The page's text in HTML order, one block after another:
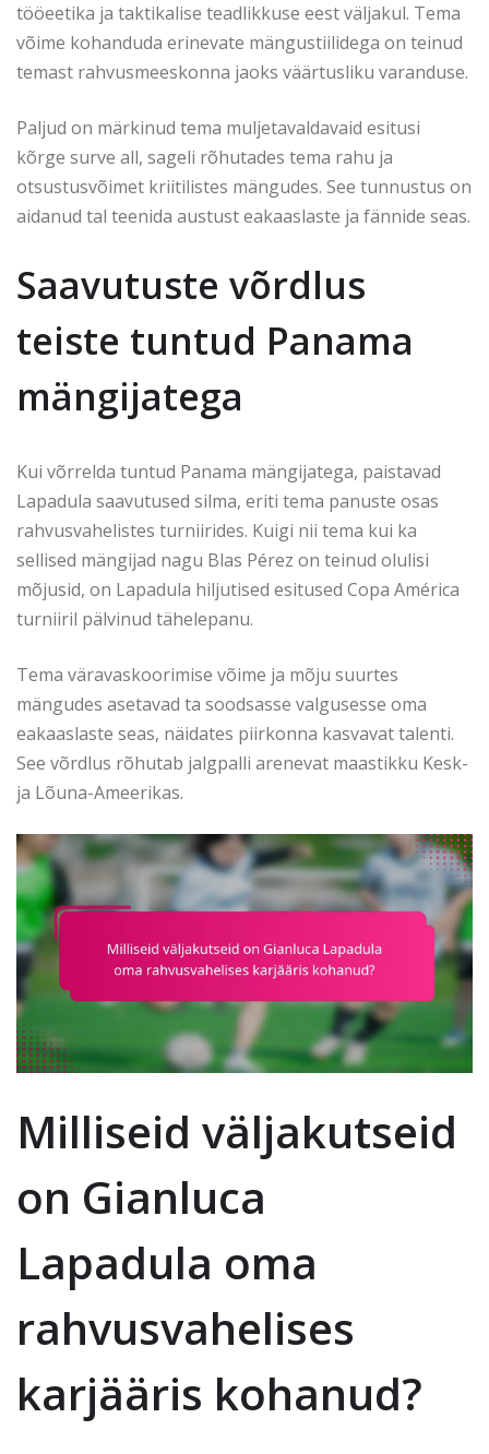
tööeetika ja taktikalise teadlikkuse eest väljakul. Tema
võime kohanduda erinevate mängustiilidega on teinud
temast rahvusmeeskonna jaoks väärtusliku varanduse.
Paljud on märkinud tema muljetavaldavaid esitusi
kõrge surve all, sageli rõhutades tema rahu ja
otsustusvõimet kriitilistes mängudes. See tunnustus on
aidanud tal teenida austust eakaaslaste ja fännide seas.
Saavutuste võrdlus
teiste tuntud Panama
mängijatega
Kui võrrelda tuntud Panama mängijatega, paistavad
Lapadula saavutused silma, eriti tema panuste osas
rahvusvahelistes turniirides. Kuigi nii tema kui ka
sellised mängijad nagu Blas Pérez on teinud olulisi
mõjusid, on Lapadula hiljutised esitused Copa América
turniiril pälvinud tähelepanu.
Tema väravaskoorimise võime ja mõju suurtes
mängudes asetavad ta soodsasse valgusesse oma
eakaaslaste seas, näidates piirkonna kasvavat talenti.
See võrdlus rõhutab jalgpalli arenevat maastikku Kesk-
ja Lõuna-Ameerikas.
Milliseid väljakutseid
on Gianluca
Lapadula oma
rahvusvahelises
karjääris kohanud?